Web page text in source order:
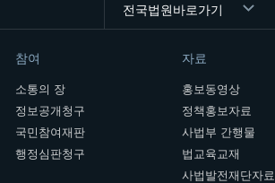
전국법원바로가기
참여
소통의 장
정보공개청구
국민참여재판
행정심판청구
자료
홍보동영상
정책홍보자료
사법부 간행물
법교육교재
사법발전재단자료